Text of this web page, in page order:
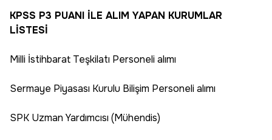
KPSS P3 PUANI İLE ALIM YAPAN KURUMLAR
LİSTESİ
Milli İstihbarat Teşkilatı Personeli alımı
Sermaye Piyasası Kurulu Bilişim Personeli alımı
SPK Uzman Yardımcısı (Mühendis)